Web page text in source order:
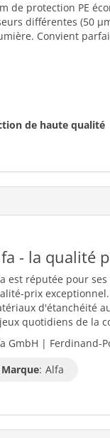
de protection PE
différentes (50
Convient
de haute qualité
- la qualité
est réputée pour
prix
d'étanchéité
quotidiens de la
GmbH | Ferdinand-
Marque: Alfa